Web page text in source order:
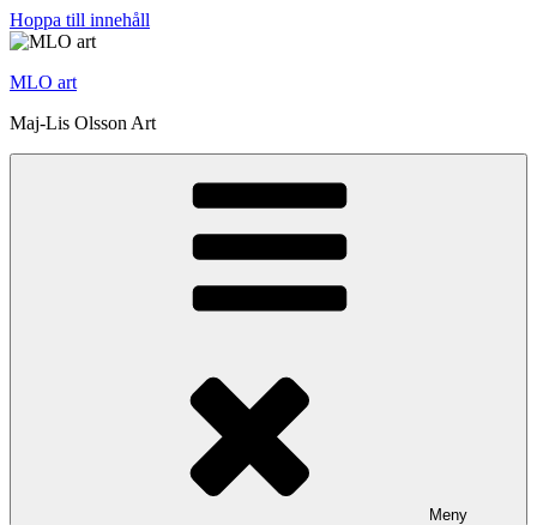
Hoppa till innehåll
MLO art
Maj-Lis Olsson Art
Meny